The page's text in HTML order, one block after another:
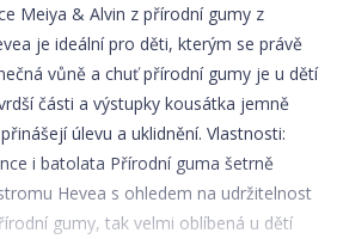
Meiya & Alvin z přírodní gumy z
je ideální pro děti, kterým se právě
vůně a chuť přírodní gumy je u dětí
části a výstupky kousátka jemně
úlevu a uklidnění. Vlastnosti:
i batolata Přírodní guma šetrně
Hevea s ohledem na udržitelnost
gumy, tak velmi oblíbená u dětí